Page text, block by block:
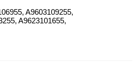
A9603109255,
A9623101655,